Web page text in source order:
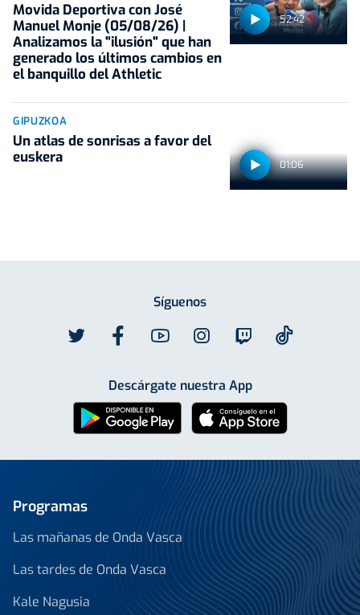
52:42
Movida Deportiva con José
Manuel Monje (05/08/26) |
Analizamos la "ilusión" que han
generado los últimos cambios en
el banquillo del Athletic
01:06
GIPUZKOA
Un atlas de sonrisas a favor del
euskera
Síguenos
Descárgate nuestra App
Programas
Las mañanas de Onda Vasca
Las tardes de Onda Vasca
Kale Nagusia